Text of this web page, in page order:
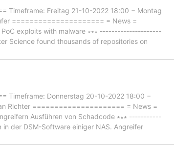
Timeframe: Freitag 21-10-2022 18:00 − Montag
===================== = News =
PoC exploits with malware ∗∗∗ ---------------------
found thousands of repositories on
Timeframe: Donnerstag 20-10-2022 18:00 −
Richter ===================== = News =
Ausführen von Schadcode ∗∗∗ -----------
DSM-Software einiger NAS. Angreifer